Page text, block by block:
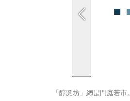
「醇涎坊」總是門庭若市。